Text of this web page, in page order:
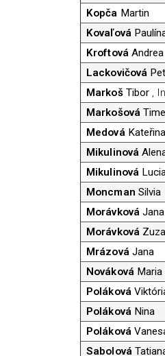
Kopča Martin
Kovaľová
KroftováAndrea
Lackovičová
MarkošTibor ,
Markošová
Medová
Mikulinová
Mikulinová
Moncman Silvia
MorávkováJana
Morávková
MrázováJana
NovákováMaria
Poláková
PolákováNina
Poláková
Sabolová